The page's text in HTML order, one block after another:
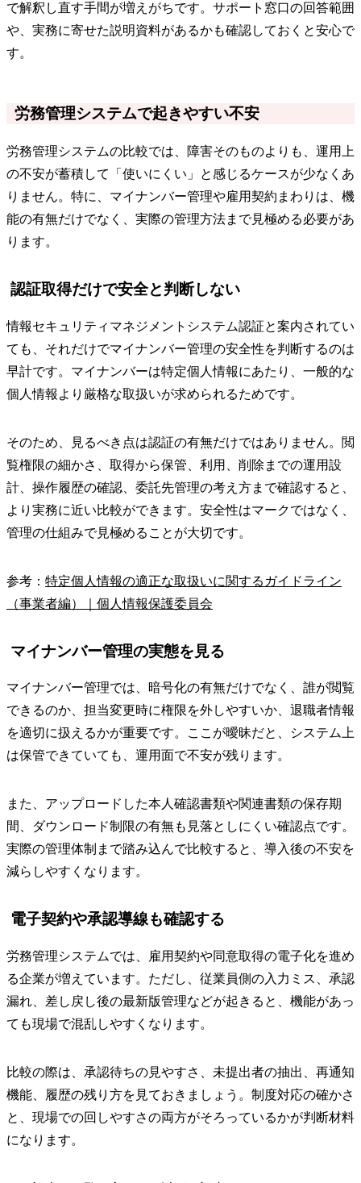
で解釈し直す手間が増えがちです。サポート窓口の回答範囲
や、実務に寄せた説明資料があるかも確認しておくと安心で
す。
労務管理システムで起きやすい不安
労務管理システムの比較では、障害そのものよりも、運用上
の不安が蓄積して「使いにくい」と感じるケースが少なくあ
りません。特に、マイナンバー管理や雇用契約まわりは、機
能の有無だけでなく、実際の管理方法まで見極める必要があ
ります。
認証取得だけで安全と判断しない
情報セキュリティマネジメントシステム認証と案内されてい
ても、それだけでマイナンバー管理の安全性を判断するのは
早計です。マイナンバーは特定個人情報にあたり、一般的な
個人情報より厳格な取扱いが求められるためです。
そのため、見るべき点は認証の有無だけではありません。閲
覧権限の細かさ、取得から保管、利用、削除までの運用設
計、操作履歴の確認、委託先管理の考え方まで確認すると、
より実務に近い比較ができます。安全性はマークではなく、
管理の仕組みで見極めることが大切です。
参考： 特定個人情報の適正な取扱いに関するガイドライン
（事業者編）｜個人情報保護委員会
マイナンバー管理の実態を見る
マイナンバー管理では、暗号化の有無だけでなく、誰が閲覧
できるのか、担当変更時に権限を外しやすいか、退職者情報
を適切に扱えるかが重要です。ここが曖昧だと、システム上
は保管できていても、運用面で不安が残ります。
また、アップロードした本人確認書類や関連書類の保存期
間、ダウンロード制限の有無も見落としにくい確認点です。
実際の管理体制まで踏み込んで比較すると、導入後の不安を
減らしやすくなります。
電子契約や承認導線も確認する
労務管理システムでは、雇用契約や同意取得の電子化を進め
る企業が増えています。ただし、従業員側の入力ミス、承認
漏れ、差し戻し後の最新版管理などが起きると、機能があっ
ても現場で混乱しやすくなります。
比較の際は、承認待ちの見やすさ、未提出者の抽出、再通知
機能、履歴の残り方を見ておきましょう。制度対応の確かさ
と、現場での回しやすさの両方がそろっているかが判断材料
になります。